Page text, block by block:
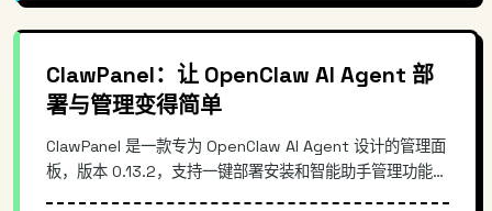
ClawPanel：让 OpenClaw AI Agent 部
署与管理变得简单
ClawPanel 是一款专为 OpenClaw AI Agent 设计的管理面
板，版本 0.13.2，支持一键部署安装和智能助手管理功能。